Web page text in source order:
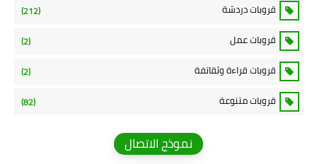
قروبات دردشة (212)
قروبات عمل (2)
قروبات قراءة وثقاتفة (2)
قروبات متنوعة (82)
نموذج الاتصال